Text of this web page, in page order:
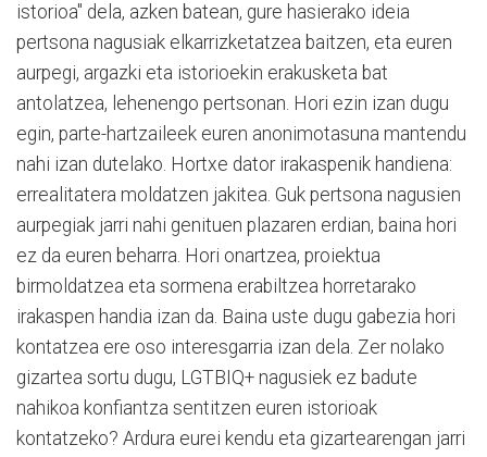
istorioa" dela, azken batean, gure hasierako ideia
pertsona nagusiak elkarrizketatzea baitzen, eta euren
aurpegi, argazki eta istorioekin erakusketa bat
antolatzea, lehenengo pertsonan. Hori ezin izan dugu
egin, parte-hartzaileek euren anonimotasuna mantendu
nahi izan dutelako. Hortxe dator irakaspenik handiena:
errealitatera moldatzen jakitea. Guk pertsona nagusien
aurpegiak jarri nahi genituen plazaren erdian, baina hori
ez da euren beharra. Hori onartzea, proiektua
birmoldatzea eta sormena erabiltzea horretarako
irakaspen handia izan da. Baina uste dugu gabezia hori
kontatzea ere oso interesgarria izan dela. Zer nolako
gizartea sortu dugu, LGTBIQ+ nagusiek ez badute
nahikoa konfiantza sentitzen euren istorioak
kontatzeko? Ardura eurei kendu eta gizartearengan jarri